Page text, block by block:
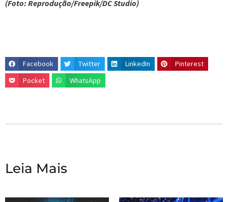
(Foto: Reprodução/Freepik/DC Studio)
Facebook Twitter LinkedIn
Pinterest
Pocket
WhatsApp
Leia Mais